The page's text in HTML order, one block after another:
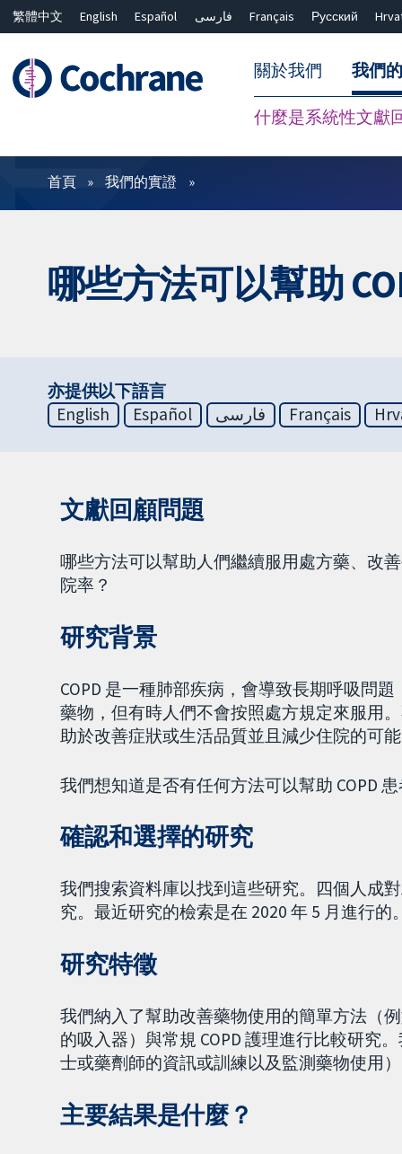
繁體中文 English Español فارسی Français Русский
關於我們 我們
什麼是系統性文獻
篩選條件
首頁 我們的實證
哪些方法可以幫助
亦提供以下語言
English
Español فارسی Français
文獻回顧問題
哪些方法可以幫助人們繼續服用處方藥、改
院率？
研究背景
COPD 是一種肺部疾病，會導致長期呼吸問
藥物，但有時人們不會按照處方規定來服用
助於改善症狀或生活品質並且減少住院的可能
我們想知道是否有任何方法可以幫助 COPD 患
確認和選擇的研究
我們搜索資料庫以找到這些研究。四個人成
究。最近研究的檢索是在 2020 年 5 月進行的。
研究特徵
我們納入了幫助改善藥物使用的簡單方法（
的吸入器）與常規 COPD 護理進行比較研究
士或藥劑師的資訊或訓練以及監測藥物使用）
主要結果是什麼？